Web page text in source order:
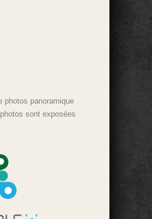
photos panoramique
sont exposées